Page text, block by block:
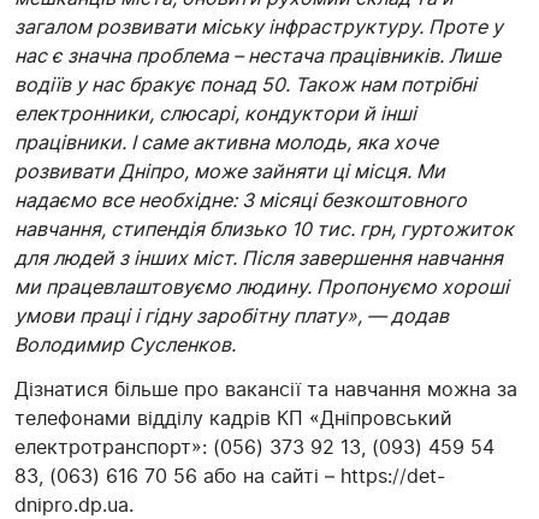
загалом розвивати міську інфраструктуру. Проте у
нас є значна проблема – нестача працівників. Лише
водіїв у нас бракує понад 50. Також нам потрібні
електронники, слюсарі, кондуктори й інші
працівники. І саме активна молодь, яка хоче
розвивати Дніпро, може зайняти ці місця. Ми
надаємо все необхідне: 3 місяці безкоштовного
навчання, стипендія близько 10 тис. грн, гуртожиток
для людей з інших міст. Після завершення навчання
ми працевлаштовуємо людину. Пропонуємо хороші
умови праці і гідну заробітну плату», — додав
Володимир Сусленков.
Дізнатися більше про вакансії та навчання можна за
телефонами відділу кадрів КП «Дніпровський
електротранспорт»: (056) 373 92 13, (093) 459 54
83, (063) 616 70 56 або на сайті – https://det-
dnipro.dp.ua.